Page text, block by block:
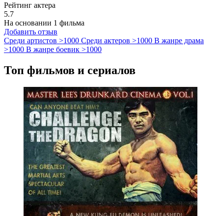
Рейтинг актера
5.7
На основании 1 фильма
Добавить отзыв
Среди артистов >1000 Среди актеров >1000 В жанре драма
>1000 В жанре боевик >1000
Топ фильмов и сериалов